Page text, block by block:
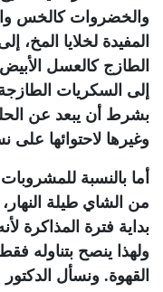
والخضروات كالخس
المفيدة لخلايا المخ،
الطازج كالعسل
إلى السكريات
بشرط أن يبعد عن
وغيرها لاحتوائها على
أما بالنسبة
من الشاي طيلة
بداية فترة المذاكرة
ولهذا ينصح بتناوله
القهوة. ونسأل